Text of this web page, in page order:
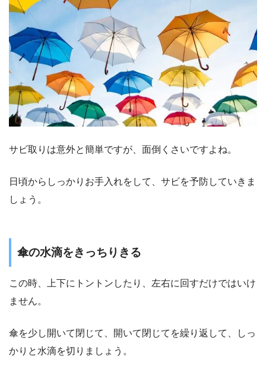
サビ取りは意外と簡単ですが、面倒くさいですよね。
日頃からしっかりお手入れをして、サビを予防していきま
しょう。
傘の水滴をきっちりきる
この時、上下にトントンしたり、左右に回すだけではいけ
ません。
傘を少し開いて閉じて、開いて閉じてを繰り返して、しっ
かりと水滴を切りましょう。